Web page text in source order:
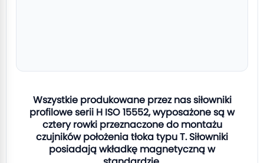
Wszystkie produkowane przez nas siłowniki
profilowe serii H ISO 15552, wyposażone są w
cztery rowki przeznaczone do montażu
czujników położenia tłoka typu T. Siłowniki
posiadają wkładkę magnetyczną w